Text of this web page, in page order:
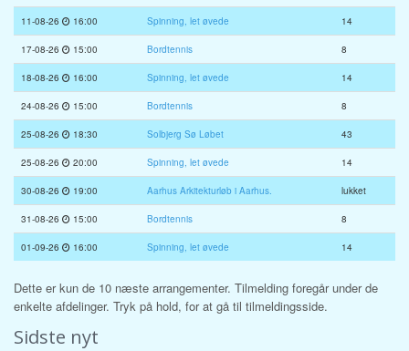
11-08-26 16:00 Spinning, let øvede 14
17-08-26 15:00 Bordtennis 8
18-08-26 16:00 Spinning, let øvede 14
24-08-26 15:00 Bordtennis 8
25-08-26 18:30 Solbjerg Sø Løbet 43
25-08-26 20:00 Spinning, let øvede 14
30-08-26 19:00 Aarhus Arkitekturløb i Aarhus. lukket
31-08-26 15:00 Bordtennis 8
01-09-26 16:00 Spinning, let øvede 14
Dette er kun de 10 næste arrangementer. Tilmelding foregår under de
enkelte afdelinger. Tryk på hold, for at gå til tilmeldingsside.
Sidste nyt